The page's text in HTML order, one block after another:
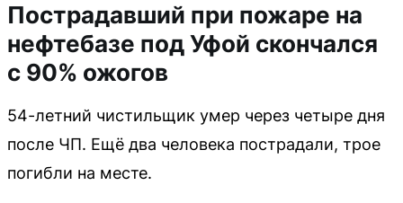
Пострадавший при пожаре на
нефтебазе под Уфой скончался
с 90% ожогов
54-летний чистильщик умер через четыре дня
после ЧП. Ещё два человека пострадали, трое
погибли на месте.